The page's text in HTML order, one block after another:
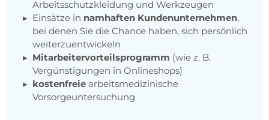
Arbeitsschutzkleidung und Werkzeugen
Einsätze in namhaften Kundenunternehmen,
bei denen Sie die Chance haben, sich persönlich
weiterzuentwickeln
Mitarbeitervorteilsprogramm (wie z. B.
Vergünstigungen in Onlineshops)
kostenfreie arbeitsmedizinische
Vorsorgeuntersuchung